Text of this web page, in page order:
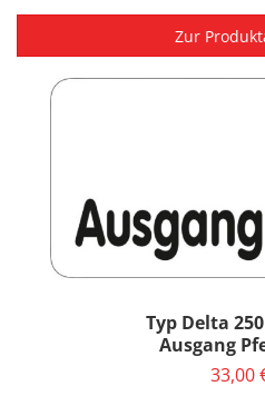
Zur
Typ Delta
Ausgang
33,00